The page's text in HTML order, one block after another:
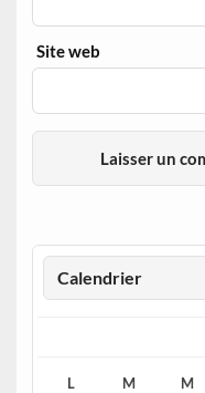
Site web
Calendrier
L M M